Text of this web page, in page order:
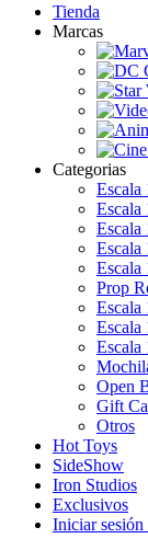
Tienda
Marcas
Categorias
Escala
Escala
Escala
Escala
Escala
Prop
Escala
Escala
Escala
Open
Gift
Otros
Hot Toys
SideShow
Iron Studios
Exclusivos
Iniciar sesión